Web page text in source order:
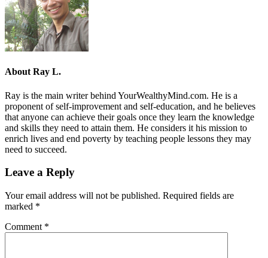
About Ray L.
Ray is the main writer behind YourWealthyMind.com. He is a
proponent of self-improvement and self-education, and he believes
that anyone can achieve their goals once they learn the knowledge
and skills they need to attain them. He considers it his mission to
enrich lives and end poverty by teaching people lessons they may
need to succeed.
Leave a Reply
Your email address will not be published. Required fields are
marked *
Comment *